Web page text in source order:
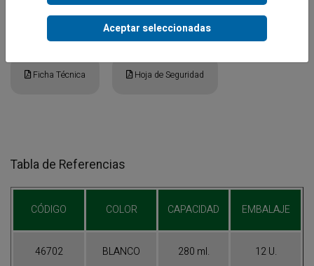
Documentos
Ficha Técnica Hoja de Seguridad
Tabla de Referencias
CÓDIGO COLOR CAPACIDAD EMBALAJE
46702 BLANCO 280 ml. 12 U.
Aceptar seleccionadas